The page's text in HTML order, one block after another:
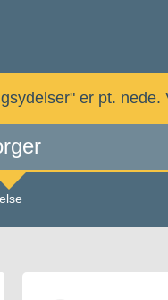
er pt.